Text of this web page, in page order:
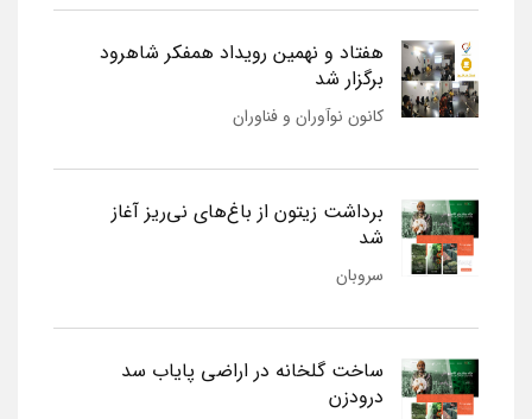
هفتاد و نهمین رویداد همفکر شاهرود
برگزار شد
کانون نوآوران و فناوران
برداشت زیتون از باغ‌های نی‌ریز آغاز
شد
سروبان
ساخت گلخانه در اراضی پایاب سد
درودزن